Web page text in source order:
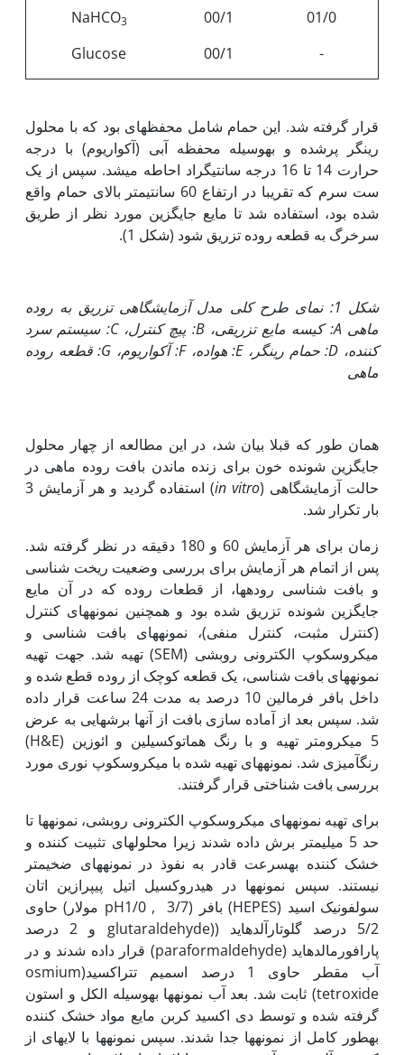
01/0
00/1
NaHCO3
-
00/1
Glucose
قرار گرفته شد. این حمام شامل محفظه‏ای بود که با محلول
رینگر پرشده و به‏وسیله محفظه آبی (آکواریوم) با درجه
حرارت 14 تا 16 درجه سانتی‏گراد احاطه می‏شد. سپس از یک
ست سرم که تقریبا در ارتفاع 60 سانتی‏متر بالای حمام واقع
شده بود، استفاده شد تا مایع جایگزین مورد نظر از طریق
سرخرگ به قطعه روده تزریق شود (شکل 1).
شکل 1: نمای طرح کلی مدل آزمایشگاهی تزریق به روده
ماهیA: کیسه مایع تزریقی،B: پیچ کنترل،C: سیستم سرد
کننده، D: حمام رینگر،E: هواده،F: آکواریوم، G: قطعه روده
ماهی
همان طور که قبلا بیان شد، در این مطالعه از چهار محلول
جایگزین شونده خون برای زنده ماندن بافت روده ماهی در
حالت آزمایشگاهی (in vitro
) استفاده گردید و هر آزمایش 3
بار تکرار شد.
زمان برای هر آزمایش 60 و 180 دقیقه در نظر گرفته شد.
پس از اتمام هر آزمایش برای بررسی وضعیت ریخت شناسی
و بافت شناسی روده‏ها، از قطعات روده که در آن مایع
جایگزین شونده تزریق شده بود و همچنین نمونه‏های کنترل
(کنترل مثبت، کنترل منفی)، نمونه‏های بافت شناسی و
میکروسکوپ الکترونی روبشی (SEM) تهیه شد. جهت تهیه
نمونه‏های بافت شناسی، یک قطعه کوچک از روده قطع شده و
داخل بافر فرمالین 10 درصد به مدت 24 ساعت قرار داده
شد. سپس بعد از آماده سازی بافت از آن‏ها برش‏هایی به عرض
5 میکرومتر تهیه و با رنگ هماتوکسیلین و ائوزین (H&E)
رنگ‏آمیزی شد. نمونه‏های تهیه شده با میکروسکوپ نوری مورد
بررسی بافت شناختی قرار گرفتند.
برای تهیه نمونه‏های میکروسکوپ الکترونی روبشی، نمونه‏ها تا
حد 5 میلی‏متر برش داده شدند زیرا محلول‏های تثبیت کننده و
خشک کننده به‏سرعت قادر به نفوذ در نمونه‏های ضخیم‏تر
نیستند. سپس نمونه‏ها در هیدروکسیل اتیل پیپرازین اتان
سولفونیک اسید (HEPES) بافر (3/7 , pH1/0 مولار) حاوی
5/2 درصد گلوتارآلدهاید ((glutaraldehyde و 2 درصد
پارافورمالدهاید (paraformaldehyde) قرار داده شدند و در
آب مقطر حاوی 1 درصد اسمیم تتراکسید(osmium
tetroxide) ثابت شد. بعد آب نمونه‏ها به‏وسیله الکل و استون
گرفته شده و توسط دی اکسید کربن مایع مواد خشک کننده
به‏طور کامل از نمونه‏ها جدا شدند. سپس نمونه‏ها با لایه‏ای از